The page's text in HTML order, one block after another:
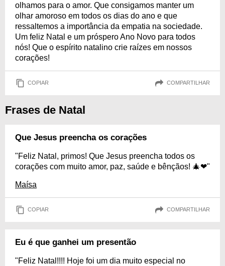
olhamos para o amor. Que consigamos manter um
olhar amoroso em todos os dias do ano e que
ressaltemos a importância da empatia na sociedade.
Um feliz Natal e um próspero Ano Novo para todos
nós! Que o espírito natalino crie raízes em nossos
corações!
COPIAR COMPARTILHAR
Frases de Natal
Que Jesus preencha os corações
"Feliz Natal, primos! Que Jesus preencha todos os
corações com muito amor, paz, saúde e bênçãos! 🎄❤"
Maísa
COPIAR COMPARTILHAR
Eu é que ganhei um presentão
"Feliz Natal!!!! Hoje foi um dia muito especial no